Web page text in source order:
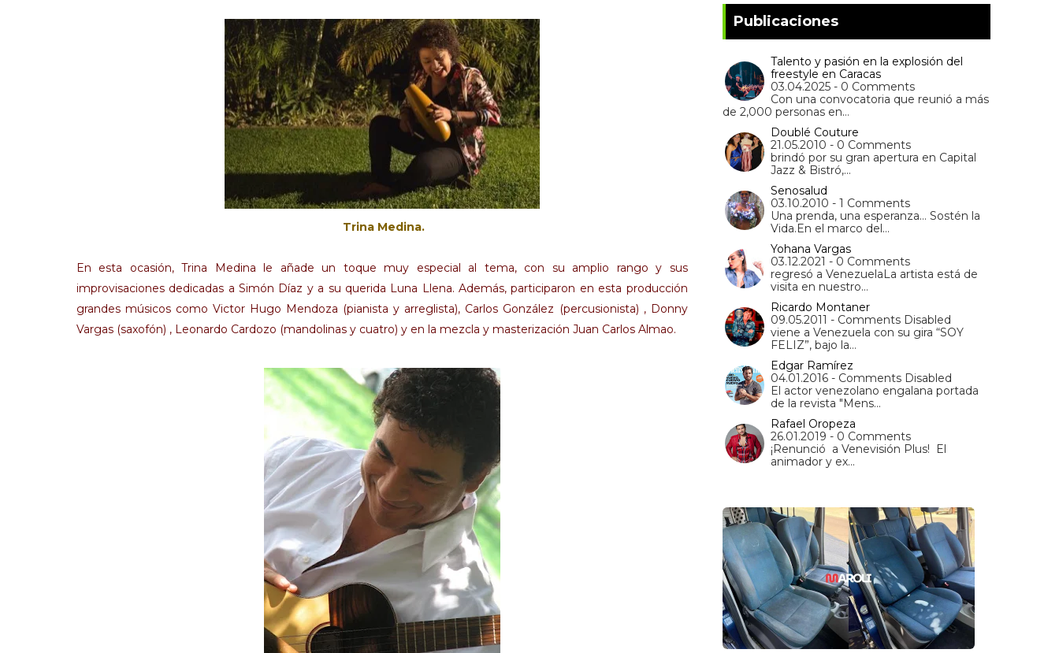
Trina Medina.
En esta ocasión, Trina Medina le añade un toque muy especial al tema, con su amplio rango y sus
improvisaciones dedicadas a Simón Díaz y a su querida Luna Llena. Además, participaron en esta producción
grandes músicos como Victor Hugo Mendoza (pianista y arreglista), Carlos González (percusionista) , Donny
Vargas (saxofón) , Leonardo Cardozo (mandolinas y cuatro) y en la mezcla y masterización Juan Carlos Almao.
Publicaciones
Talento y pasión en la explosión del
freestyle en Caracas
03.04.2025 - 0 Comments
Con una convocatoria que reunió a más
de 2,000 personas en…
Doublé Couture
21.05.2010 - 0 Comments
brindó por su gran apertura en Capital
Jazz & Bistró,…
Senosalud
03.10.2010 - 1 Comments
Una prenda, una esperanza… Sostén la
Vida.En el marco del…
Yohana Vargas
03.12.2021 - 0 Comments
regresó a VenezuelaLa artista está de
visita en nuestro…
Ricardo Montaner
09.05.2011 - Comments Disabled
viene a Venezuela con su gira “SOY
FELIZ”, bajo la…
Edgar Ramírez
04.01.2016 - Comments Disabled
El actor venezolano engalana portada
de la revista "Mens…
Rafael Oropeza
26.01.2019 - 0 Comments
¡Renunció a Venevisión Plus! El
animador y ex…